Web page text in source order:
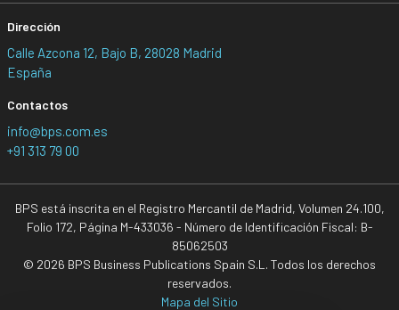
Dirección
Calle Azcona 12, Bajo B, 28028 Madrid
España
Contactos
info@bps.com.es
+91 313 79 00
BPS está inscrita en el Registro Mercantil de Madrid, Volumen 24.100,
Folio 172, Página M-433036 - Número de Identificación Fiscal: B-
85062503
© 2026 BPS Business Publications Spain S.L. Todos los derechos
reservados.
Mapa del Sitio